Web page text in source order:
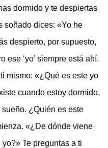
dormido y te despiertas
soñado dices: «Yo he
despierto, por supuesto,
ese ‘yo’ siempre está ahí.
mismo: «¿Qué es este yo
cuando estoy dormido,
¿Quién es este
«¿De dónde viene
Te preguntas a ti